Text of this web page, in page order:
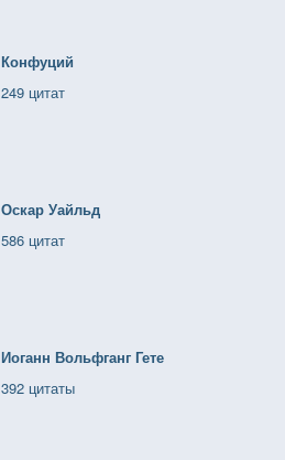
Конфуций
249 цитат
Оскар Уайльд
586 цитат
Иоганн Вольфганг Гете
392 цитаты